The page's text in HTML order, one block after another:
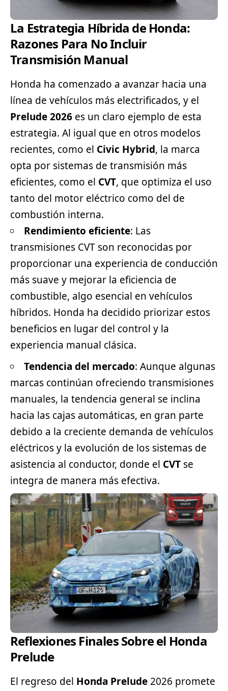
La Estrategia Híbrida de Honda:
Razones Para No Incluir
Transmisión Manual
Honda ha comenzado a avanzar hacia una
línea de vehículos más electrificados, y el
Prelude 2026 es un claro ejemplo de esta
estrategia. Al igual que en otros modelos
recientes, como el Civic Hybrid, la marca
opta por sistemas de transmisión más
eficientes, como el CVT, que optimiza el uso
tanto del motor eléctrico como del de
combustión interna.
Rendimiento eficiente: Las
transmisiones CVT son reconocidas por
proporcionar una experiencia de conducción
más suave y mejorar la eficiencia de
combustible, algo esencial en vehículos
híbridos. Honda ha decidido priorizar estos
beneficios en lugar del control y la
experiencia manual clásica.
Tendencia del mercado: Aunque algunas
marcas continúan ofreciendo transmisiones
manuales, la tendencia general se inclina
hacia las cajas automáticas, en gran parte
debido a la creciente demanda de vehículos
eléctricosy la evolución de los sistemas de
asistencia al conductor, donde el CVT se
integra de manera más efectiva.
Reflexiones Finales Sobre el Honda
Prelude
El regreso del Honda Prelude2026 promete